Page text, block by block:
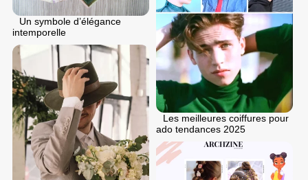
Les meilleures coiffures pour
ado tendances 2025
Un symbole d’élégance
intemporelle